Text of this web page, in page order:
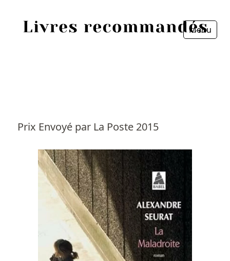
Menu
Prix Envoyé par La Poste 2015
Livres
Livres les plus recommandés
Prix littéraires
Fermer